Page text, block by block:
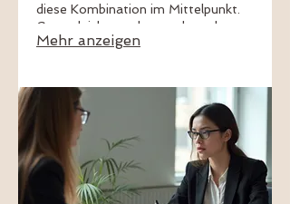
diese Kombination im Mittelpunkt.
Ganz gleich, wo du gerade stehst -
wir begleiten dich sowohl bei deinen
nächste Level zu bringen. Wir achten
auf saubere Ausführung, sichere
Hilfestellung und die Förderung des
Vertrauens in dich und deinen
Körper.
Mehr anzeigen